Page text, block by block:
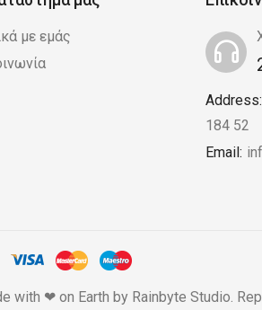
με εμάς
Address:
184 52
Email:
with ❤ on Earth by Rainbyte Studio.